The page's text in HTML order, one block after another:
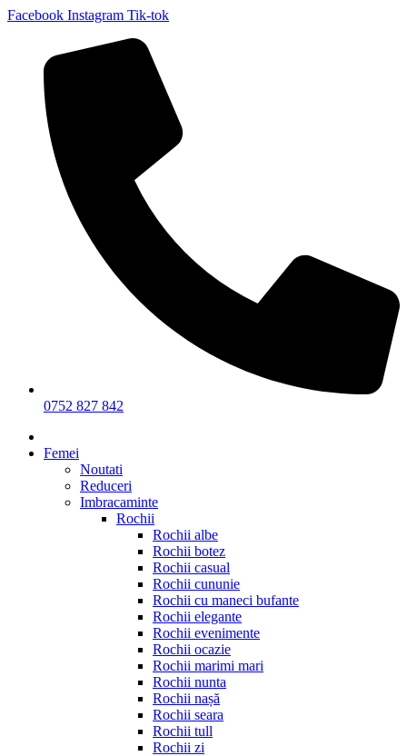
Facebook Instagram Tik-tok
0752 827 842
Femei
Noutati
Reduceri
Imbracaminte
Rochii
Rochii albe
Rochii botez
Rochii casual
Rochii cununie
Rochii cu maneci bufante
Rochii elegante
Rochii evenimente
Rochii ocazie
Rochii marimi mari
Rochii nunta
Rochii nașă
Rochii seara
Rochii tull
Rochii zi